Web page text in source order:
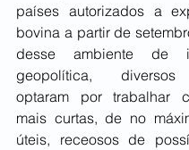
países autorizados a
bovina a partir de
desse ambiente de
geopolítica, diversos
optaram por trabalhar
mais curtas, de no
úteis, receosos de